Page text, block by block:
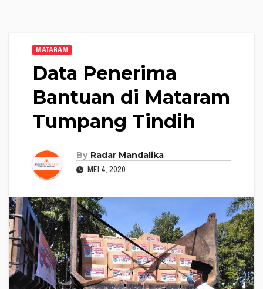
MATARAM
Data Penerima
Bantuan di Mataram
Tumpang Tindih
By Radar Mandalika
MEI 4, 2020